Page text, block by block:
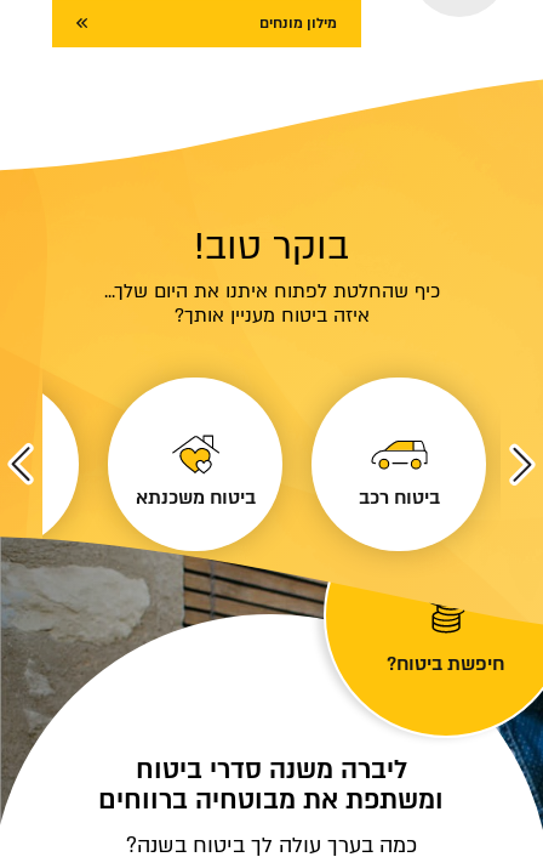
מילון מונחים
בוקר טוב!
כיף שהחלטת לפתוח איתנו את היום שלך...
איזה ביטוח מעניין אותך?
ביטוח רכב ביטוח משכנתא
חיפשת ביטוח?
ליברה משנה סדרי ביטוח
ומשתפת את מבוטחיה ברווחים
כמה בערך עולה לך ביטוח בשנה?